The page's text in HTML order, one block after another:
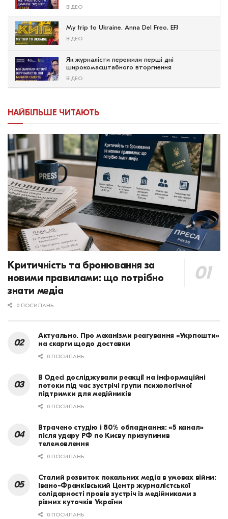
ВІДЕО
My trip to Ukraine. Anna Del Freo. EFJ
ВІДЕО
Як журналісти пережили перші дні
широкомасштабного вторгнення
ВІДЕО
НАЙБІЛЬШЕ ЧИТАЮТЬ
Критичність та бронювання за
новими правилами: що потрібно
знати медіа
0 ПОСИЛАНЬ
Актуально. Про механізми реагування «Укрпошти»
на скарги щодо доставки
0 ПОСИЛАНЬ
В Одесі досліджували реакції на інформаційні
потоки під час зустрічі групи психологічної
підтримки для медійників
0 ПОСИЛАНЬ
Втрачено студію і 80% обладнання: «5 канал»
після удару РФ по Києву призупинив
телемовлення
0 ПОСИЛАНЬ
Сталий розвиток локальних медіа в умовах війни:
Івано-Франківський Центр журналістської
солідарності провів зустріч із медійниками з
різних куточків України
0 ПОСИЛАНЬ